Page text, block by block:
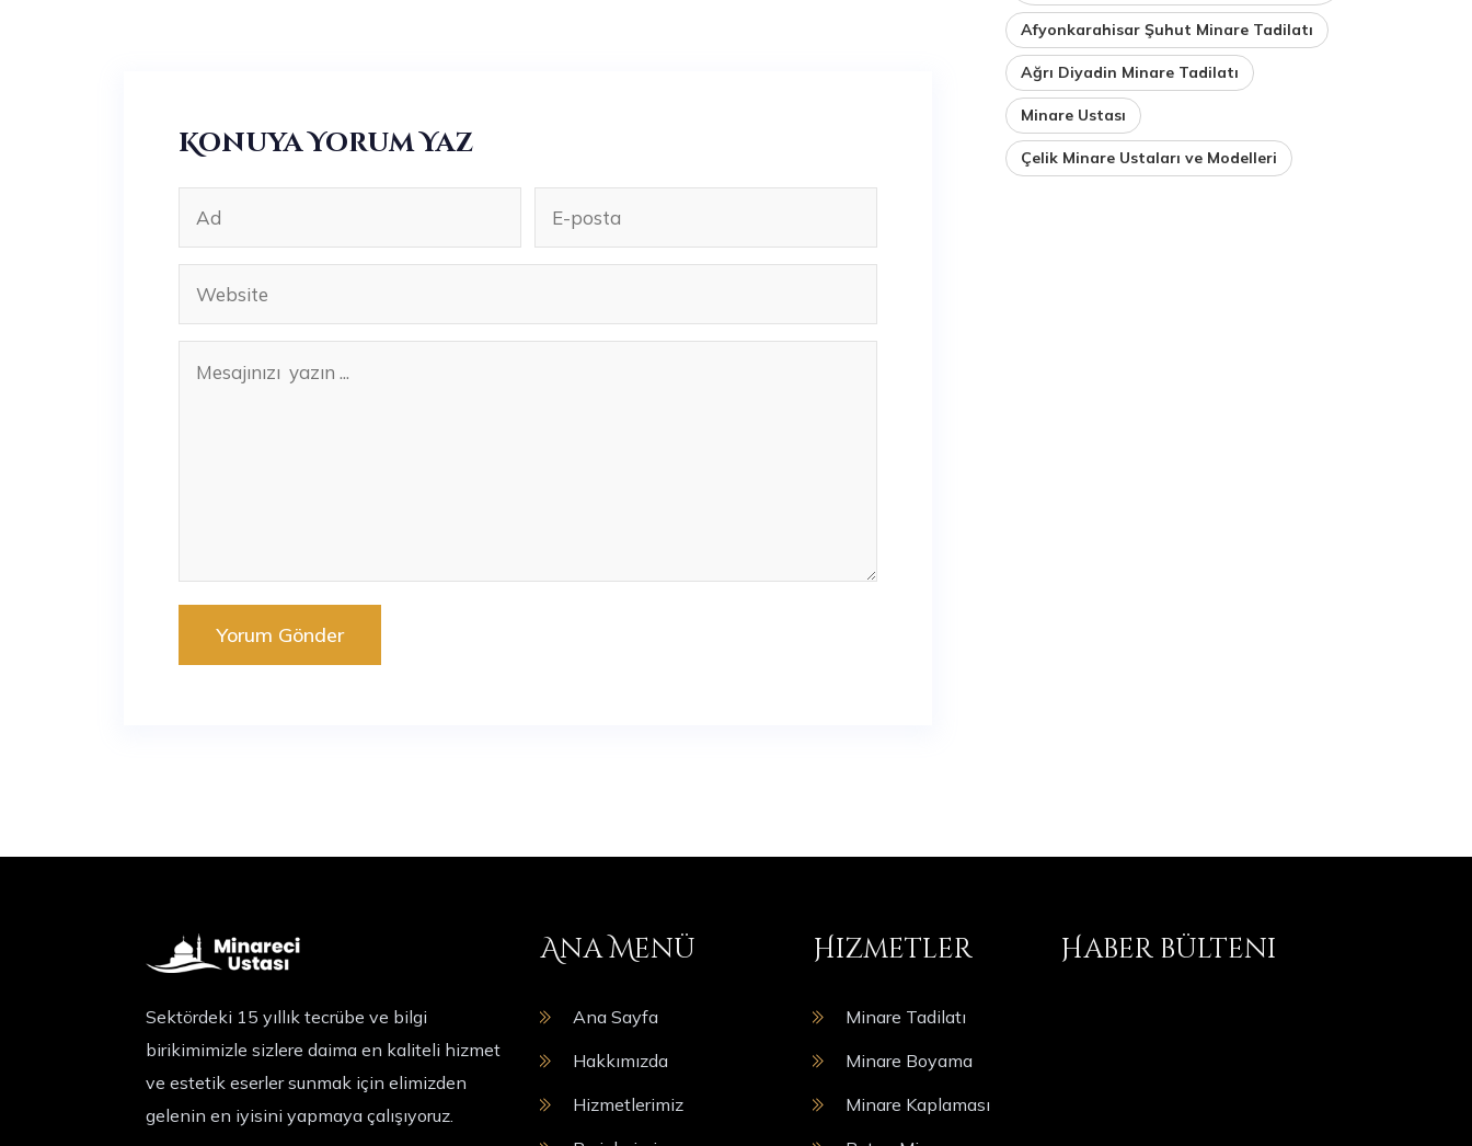
Konuya Yorum Yaz
Afyonkarahisar Şuhut Minare Tadilatı
Ağrı Diyadin Minare Tadilatı
Minare Ustası
Çelik Minare Ustaları ve Modelleri
Sektördeki 15 yıllık tecrübe ve bilgi
birikimimizle sizlere daima en kaliteli hizmet
ve estetik eserler sunmak için elimizden
gelenin en iyisini yapmaya çalışıyoruz.
Ana Menü
Ana Sayfa
Hakkımızda
Hizmetlerimiz
Hizmetler
Minare Tadilatı
Minare Boyama
Minare Kaplaması
Haber bülteni